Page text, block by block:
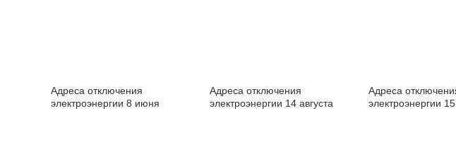
Адреса отключения
электроэнергии 8 июня
Адреса отключения
электроэнергии 14 августа
Адреса
электроэнергии